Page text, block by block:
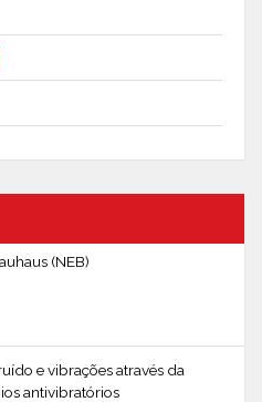
(NEB)
e vibrações através da
antivibratórios